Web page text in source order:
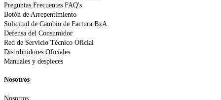
Preguntas Frecuentes FAQ's
Botón de Arrepentimiento
Solicitud de Cambio de Factura BxA
Defensa del Consumidor
Red de Servicio Técnico Oficial
Distribuidores Oficiales
Manuales y despieces
Nosotros
Nosotros